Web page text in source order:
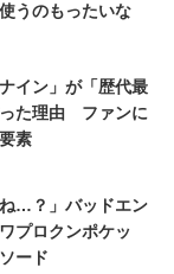
うのもったいな
イン」が「歴代最
た理由 ファンに
素
ね…？」バッドエン
プロクンポケッ
ード